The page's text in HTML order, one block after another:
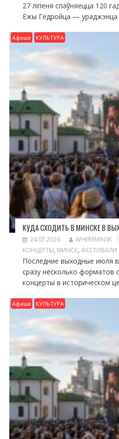
27 ліпеня спаўняецца 120
Ежы Гедройца — ураджэнца
Афиша КУЛЬТУРА
КУДА СХОДИТЬ В МИНСКЕ В
24.07.2026 WHEREMINSK
КОНЦЕРТЫ, МИНСК, ФЕСТИВАЛИ
Последние выходные июля
сразу несколько форматов
концерты в историческом
Афиша КУЛЬТУРА